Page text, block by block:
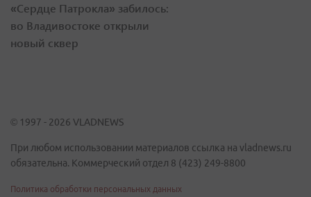
«Сердце Патрокла» забилось:
во Владивостоке открыли
новый сквер
© 1997 - 2026 VLADNEWS
При любом использовании материалов ссылка на vladnews.ru
обязательна. Коммерческий отдел 8 (423) 249-8800
Политика обработки персональных данных